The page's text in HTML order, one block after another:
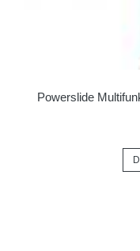
Powerslide